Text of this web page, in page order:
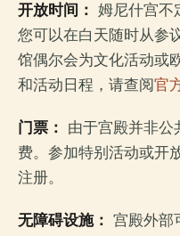
开放时间： 姆尼什宫不
您可以在白天随时从参
馆偶尔会为文化活动或
和活动日程，请查阅官
门票： 由于宫殿并非公
费。参加特别活动或开
注册。
无障碍设施： 宫殿外部